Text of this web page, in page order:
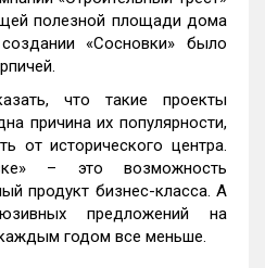
полезной площади дома
«Сосновки» было
что такие проекты
причина их популярности,
от исторического центра.
– это возможность
продукт бизнес-класса. А
предложений на
годом все меньше.